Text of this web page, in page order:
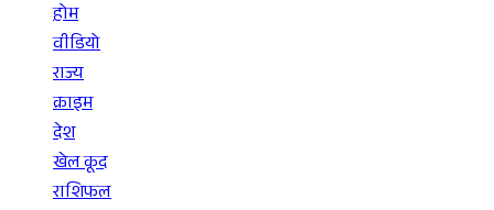
होम
वीडियो
राज्य
क्राइम
देश
खेल कूद
राशिफल